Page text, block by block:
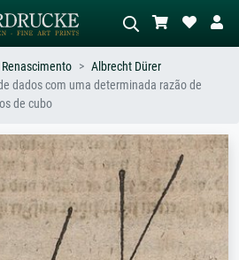
nu.
abstrato com muito vermelho, pintura
a óleo escura, nu em pé ao lado de
uma árvore.
Renascimento
Albrecht Dürer
dados com uma determinada razão de
de cubo